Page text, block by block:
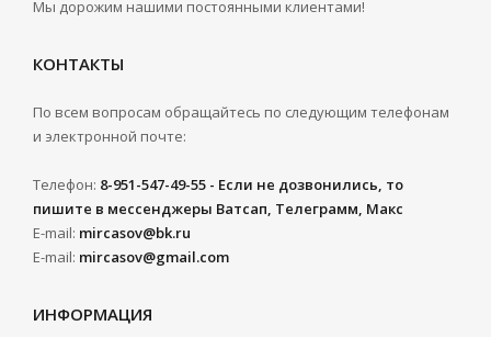
Мы дорожим нашими постоянными клиентами!
КОНТАКТЫ
По всем вопросам обращайтесь по следующим телефонам
и электронной почте:
Телефон: 8-951-547-49-55 - Если не дозвонились, то
пишите в мессенджеры Ватсап, Телеграмм, Макс
E-mail: mircasov@bk.ru
E-mail: mircasov@gmail.com
ИНФОРМАЦИЯ